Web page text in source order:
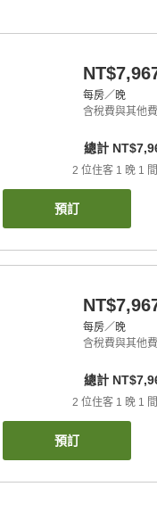
每房／晚
含稅費與其他
總計
2 位住客 1 晚 1
預訂
每房／晚
含稅費與其他
總計
2 位住客 1 晚 1
預訂